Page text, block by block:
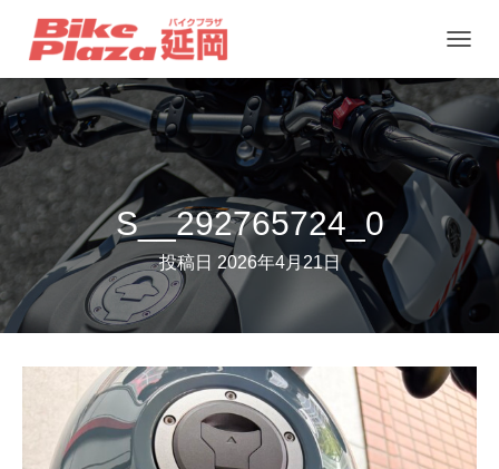
ビ
ー
シ
ョ
ン
を
り
え
S__292765724_0
投稿日 2026年4月21日